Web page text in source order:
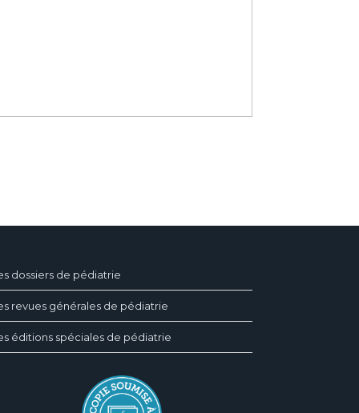
dossiers de pédiatrie
revues générales de pédiatrie
éditions spéciales de pédiatrie